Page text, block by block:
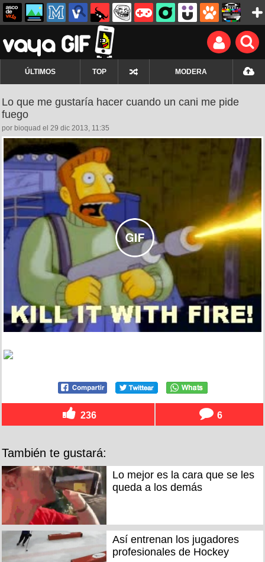
ÚLTIMOS TOP MODERA
Lo que me gustaría hacer cuando un cani me pide
fuego
por bioquad el 29 dic 2013, 11:35
236 6
También te gustará:
Lo mejor es la cara que se les
queda a los demás
Así entrenan los jugadores
profesionales de Hockey